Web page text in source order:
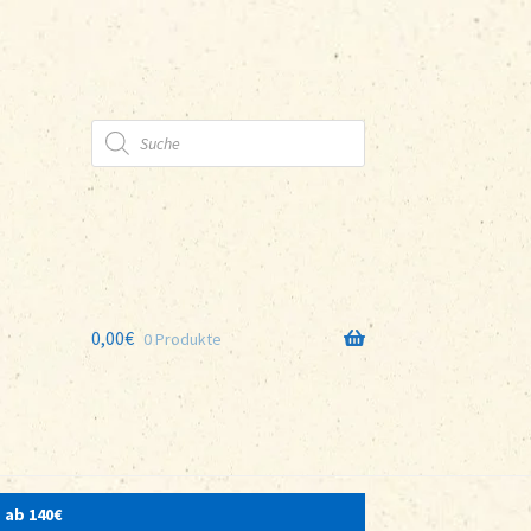
Products
search
0,00€ 0 Produkte
140€